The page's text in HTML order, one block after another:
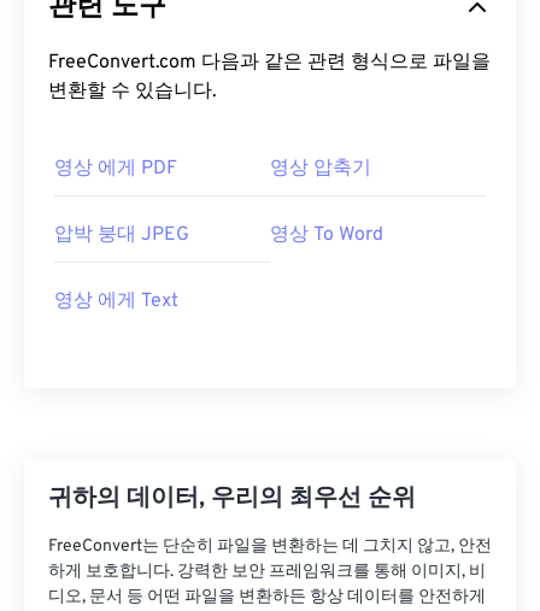
관련 도구
FreeConvert.com 다음과 같은 관련 형식으로 파일을
변환할 수 있습니다.
영상 에게 PDF 영상 압축기
압박 붕대 JPEG 영상 To Word
영상 에게 Text
귀하의 데이터, 우리의 최우선 순위
FreeConvert는 단순히 파일을 변환하는 데 그치지 않고, 안전
하게 보호합니다. 강력한 보안 프레임워크를 통해 이미지, 비
디오, 문서 등 어떤 파일을 변환하든 항상 데이터를 안전하게